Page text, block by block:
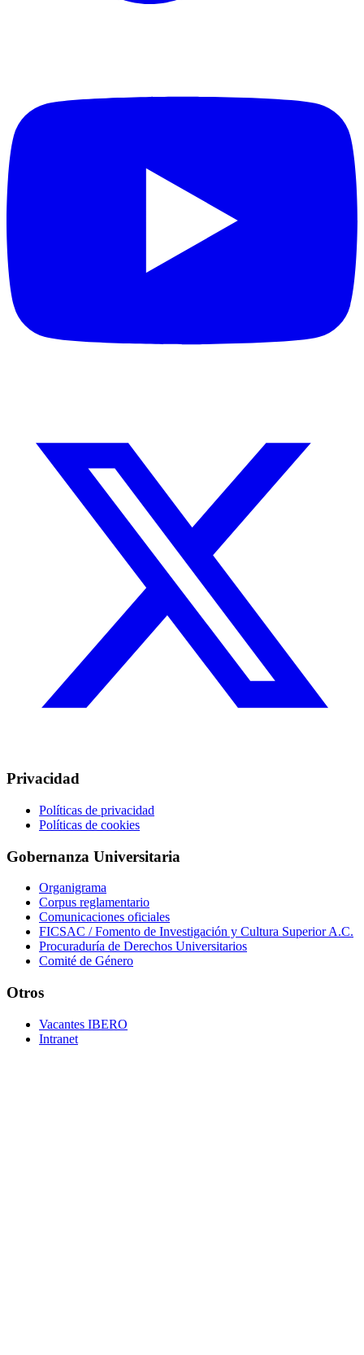
Privacidad
Políticas de privacidad
Políticas de cookies
Gobernanza Universitaria
Organigrama
Corpus reglamentario
Comunicaciones oficiales
FICSAC / Fomento de Investigación y Cultura Superior A.C.
Procuraduría de Derechos Universitarios
Comité de Género
Otros
Vacantes IBERO
Intranet